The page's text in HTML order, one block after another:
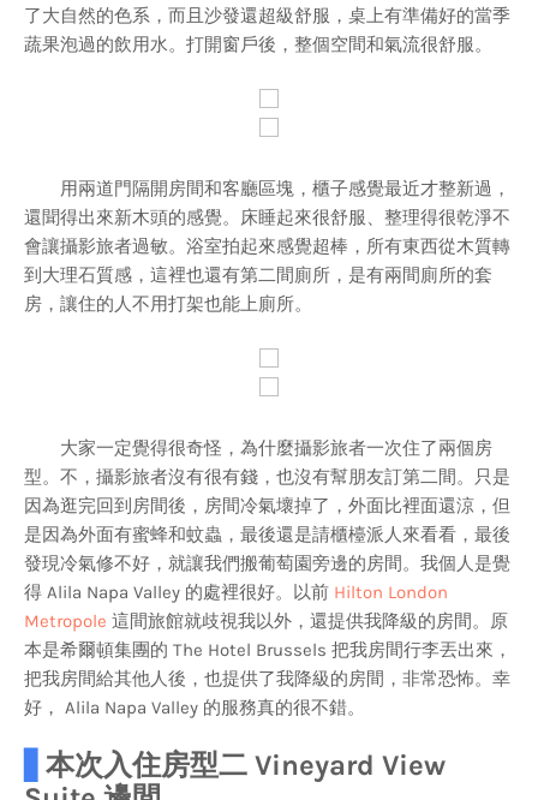
了大自然的色系，而且沙發還超級舒服，桌上有準備好的當季
蔬果泡過的飲用水。打開窗戶後，整個空間和氣流很舒服。
用兩道門隔開房間和客廳區塊，櫃子感覺最近才整新過，
還聞得出來新木頭的感覺。床睡起來很舒服、整理得很乾淨不
會讓攝影旅者過敏。浴室拍起來感覺超棒，所有東西從木質轉
到大理石質感，這裡也還有第二間廁所，是有兩間廁所的套
房，讓住的人不用打架也能上廁所。
大家一定覺得很奇怪，為什麼攝影旅者一次住了兩個房
型。不，攝影旅者沒有很有錢，也沒有幫朋友訂第二間。只是
因為逛完回到房間後，房間冷氣壞掉了，外面比裡面還涼，但
是因為外面有蜜蜂和蚊蟲，最後還是請櫃檯派人來看看，最後
發現冷氣修不好，就讓我們搬葡萄園旁邊的房間。我個人是覺
得 Alila Napa Valley 的處裡很好。以前 Hilton London
Metropole 這間旅館就歧視我以外，還提供我降級的房間。原
本是希爾頓集團的 The Hotel Brussels 把我房間行李丟出來，
把我房間給其他人後，也提供了我降級的房間，非常恐怖。幸
好， Alila Napa Valley 的服務真的很不錯。
本次入住房型二 Vineyard View